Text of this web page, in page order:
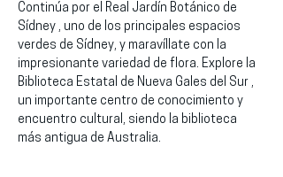
Continúa por el Real Jardín Botánico de
Sídney , uno de los principales espacios
verdes de Sídney, y maravíllate con la
impresionante variedad de flora. Explore la
Biblioteca Estatal de Nueva Gales del Sur ,
un importante centro de conocimiento y
encuentro cultural, siendo la biblioteca
más antigua de Australia.